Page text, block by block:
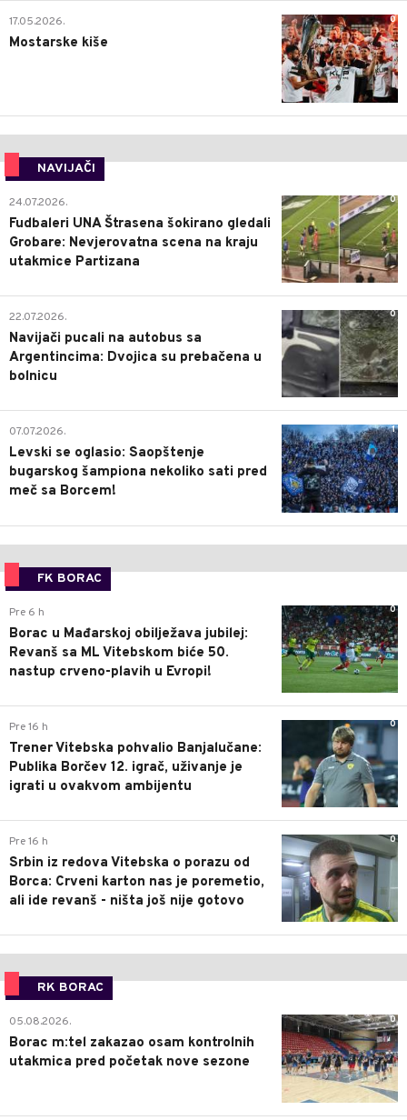
0
17.05.2026.
Mostarske kiše
NAVIJAČI
0
24.07.2026.
Fudbaleri UNA Štrasena šokirano gledali
Grobare: Nevjerovatna scena na kraju
utakmice Partizana
0
22.07.2026.
Navijači pucali na autobus sa
Argentincima: Dvojica su prebačena u
bolnicu
1
07.07.2026.
Levski se oglasio: Saopštenje
bugarskog šampiona nekoliko sati pred
meč sa Borcem!
FK BORAC
0
Pre 6 h
Borac u Mađarskoj obilježava jubilej:
Revanš sa ML Vitebskom biće 50.
nastup crveno-plavih u Evropi!
0
Pre 16 h
Trener Vitebska pohvalio Banjalučane:
Publika Borčev 12. igrač, uživanje je
igrati u ovakvom ambijentu
0
Pre 16 h
Srbin iz redova Vitebska o porazu od
Borca: Crveni karton nas je poremetio,
ali ide revanš - ništa još nije gotovo
RK BORAC
0
05.08.2026.
Borac m:tel zakazao osam kontrolnih
utakmica pred početak nove sezone